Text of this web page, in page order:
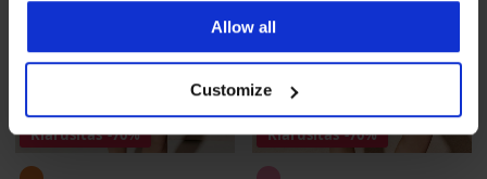
Allow all
Customize
Kiárusítás -70% Kiárusítás -70%